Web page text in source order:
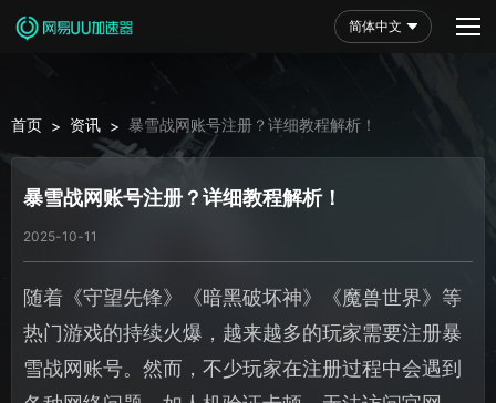
简体中文
首页 > 资讯 > 暴雪战网账号注册？详细教程解析！
暴雪战网账号注册？详细教程解析！
2025-10-11
随着《守望先锋》《暗黑破坏神》《魔兽世界》等
热门游戏的持续火爆，越来越多的玩家需要注册暴
雪战网账号。然而，不少玩家在注册过程中会遇到